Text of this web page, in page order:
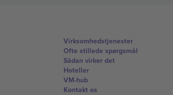
Virksomhedstjenester
Ofte stillede spørgsmål
Sådan virker det
Hoteller
VM-hub
Kontakt os